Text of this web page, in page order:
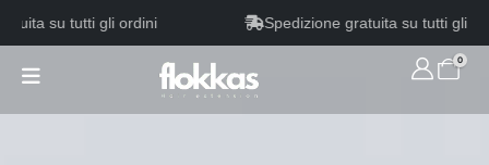
su tutti gli ordini Spedizione gratuita su tutti gli ordini
0